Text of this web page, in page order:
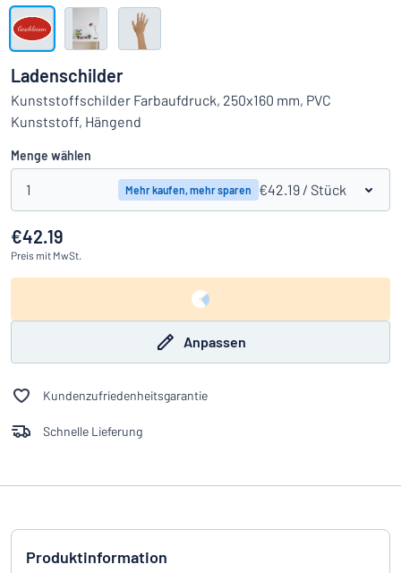
Das Gesuchte nicht gefunden? Schild hier entwerfen
Alle Kategorien anzeigen
Einloggen
Ladenschilder
Kunststoffschilder Farbaufdruck, 250x160 mm, PVC
Kunststoff, Hängend
Menge wählen
1 Mehr kaufen, mehr sparen €42.19 / Stück
€42.19
Preis mit MwSt.
Anpassen
Kundenzufriedenheitsgarantie
Schnelle Lieferung
Produktinformation